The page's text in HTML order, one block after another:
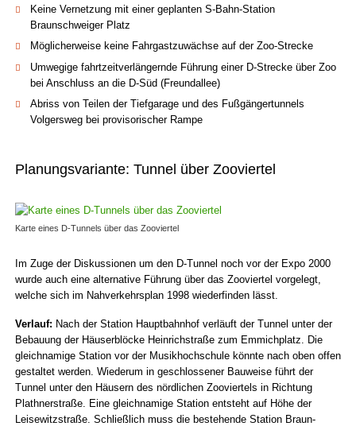
Keine Vernetzung mit einer geplanten S-Bahn-Station
Braunschweiger Platz
Möglicherweise keine Fahrgastzuwächse auf der Zoo-Strecke
Umwegige fahrtzeitverlängernde Führung einer D-Strecke über Zoo
bei Anschluss an die D-Süd (Freundallee)
Abriss von Teilen der Tiefgarage und des Fußgängertunnels
Volgersweg bei provisorischer Rampe
Planungsvariante: Tunnel über Zooviertel
Karte eines D-Tunnels über das Zooviertel
Im Zuge der Diskussionen um den D-Tunnel noch vor der Expo 2000
wurde auch eine alternative Führung über das Zooviertel vorgelegt,
welche sich im Nah­verkehrs­plan 1998 wiederfinden lässt.
Verlauf: Nach der Station Haupt­bahnhof verläuft der Tunnel unter der
Bebauung der Häuser­blöcke Heinrich­straße zum Emmich­platz. Die
gleichnamige Station vor der Musik­hoch­schule könnte nach oben offen
gestaltet werden. Wiederum in geschlossener Bauweise führt der
Tunnel unter den Häusern des nördlichen Zooviertels in Richtung
Plathner­straße. Eine gleich­namige Station entsteht auf Höhe der
Leise­witz­straße. Schließlich muss die bestehende Station Braun­